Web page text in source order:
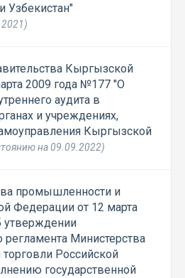
Узбекистан"
Кыргызской
2009 года №177 "О
аудита в
и учреждениях,
Кыргызской
на 09.09.2022)
промышленности и
Федерации от 12 марта
утверждении
регламента Министерства
Российской
государственной